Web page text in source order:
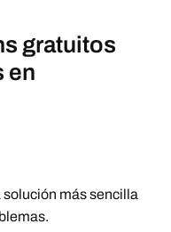
gratuitos
en
más sencilla